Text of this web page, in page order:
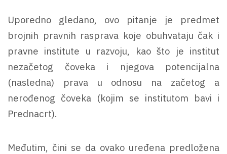
Uporedno gledano, ovo pitanje je predmet
brojnih pravnih rasprava koje obuhvataju čak i
pravne institute u razvoju, kao što je institut
nezačetog čoveka i njegova potencijalna
(nasledna) prava u odnosu na začetog a
nerođenog čoveka (kojim se institutom bavi i
Prednacrt).
Međutim, čini se da ovako uređena predložena